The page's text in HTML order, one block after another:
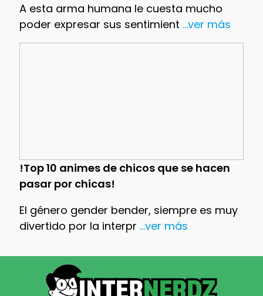
A esta arma humana le cuesta mucho
poder expresar sus sentimient ...ver más
!Top 10 animes de chicos que se hacen
pasar por chicas!
El género gender bender, siempre es muy
divertido por la interpr ...ver más